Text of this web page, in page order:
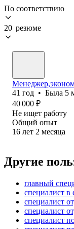
По соответствию
20 резюме
41 год • Была 5
40 000 ₽
Не ищет работу
Общий опыт
16 лет 2 месяца
Другие
главный
специалист
специалист
специалист
специалист